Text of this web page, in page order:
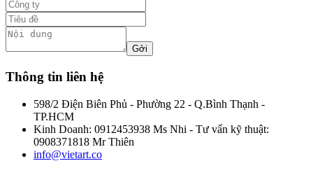
Thông tin liên hệ
598/2 Điện Biên Phủ - Phường 22 - Q.Bình Thạnh -
TP.HCM
Kinh Doanh: 0912453938 Ms Nhi - Tư vấn kỹ thuật:
0908371818 Mr Thiên
info@vietart.co